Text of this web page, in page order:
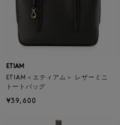
ETIAM
ETIAM＜エティアム＞ レザーミニ
トートバッグ
¥39,600